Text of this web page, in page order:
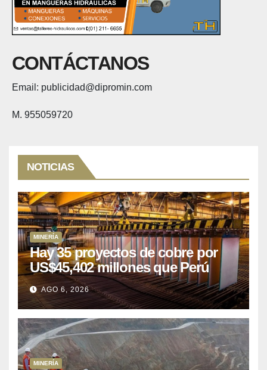
CONTÁCTANOS
Email: publicidad@dipromin.com
M. 955059720
NOTICIAS
MINERÍA
Hay 35 proyectos de cobre por
US$45,402 millones que Perú
puede aprovechar
AGO 6, 2026
MINERÍA